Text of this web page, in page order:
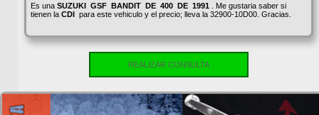
Es una SUZUKI GSF BANDIT DE 400 DE 1991. Me gustaria saber si
tienen la CDIpara este vehiculo y el precio; lleva la 32900-10D00. Gracias.
REALIZAR CONSULTA